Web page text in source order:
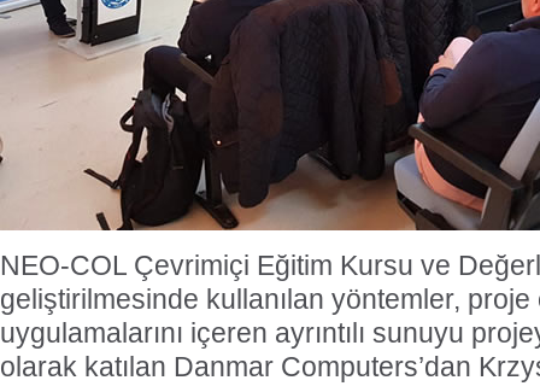
NEO-COL Çevrimiçi Eğitim Kursu ve
geliştirilmesinde kullanılan yöntemler, proje
uygulamalarını içeren ayrıntılı sunuyu
olarak katılan Danmar Computers’dan